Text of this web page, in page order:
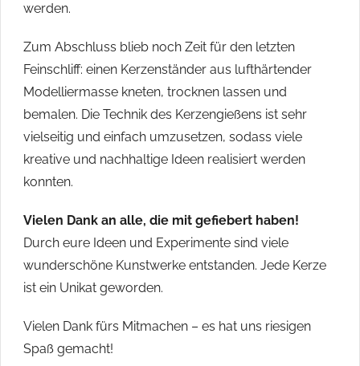
werden.
Zum Abschluss blieb noch Zeit für den letzten
Feinschliff: einen Kerzenständer aus lufthärtender
Modelliermasse kneten, trocknen lassen und
bemalen. Die Technik des Kerzengießens ist sehr
vielseitig und einfach umzusetzen, sodass viele
kreative und nachhaltige Ideen realisiert werden
konnten.
Vielen Dank an alle, die mit gefiebert haben!
Durch eure Ideen und Experimente sind viele
wunderschöne Kunstwerke entstanden. Jede Kerze
ist ein Unikat geworden.
Vielen Dank fürs Mitmachen – es hat uns riesigen
Spaß gemacht!